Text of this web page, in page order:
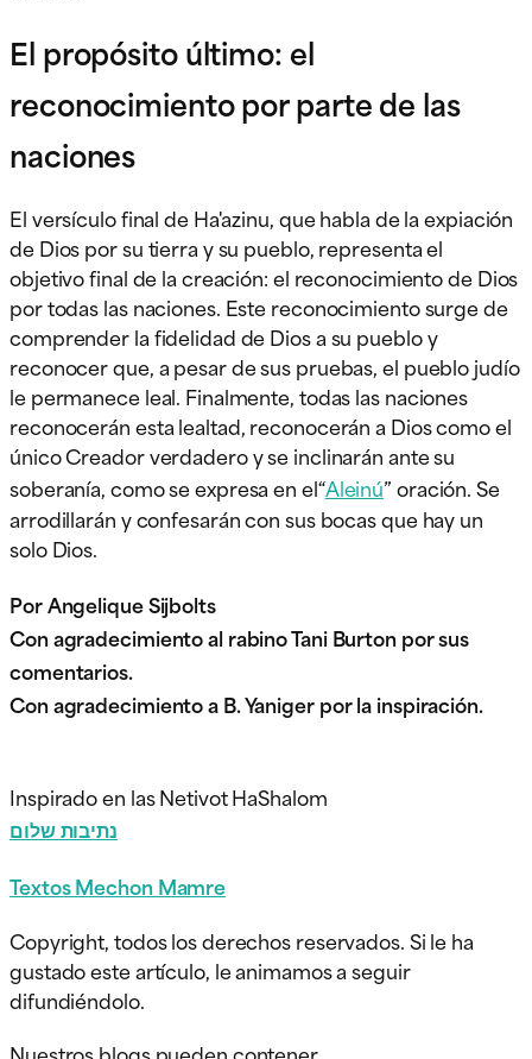
El propósito último: el
reconocimiento por parte de las
naciones
El versículo final de Ha'azinu, que habla de la expiación
de Dios por su tierra y su pueblo, representa el
objetivo final de la creación: el reconocimiento de Dios
por todas las naciones. Este reconocimiento surge de
comprender la fidelidad de Dios a su pueblo y
reconocer que, a pesar de sus pruebas, el pueblo judío
le permanece leal. Finalmente, todas las naciones
reconocerán esta lealtad, reconocerán a Dios como el
único Creador verdadero y se inclinarán ante su
soberanía, como se expresa en el“Aleinú” oración. Se
arrodillarán y confesarán con sus bocas que hay un
solo Dios.
Por Angelique Sijbolts
Con agradecimiento al rabino Tani Burton por sus
comentarios.
Con agradecimiento a B. Yaniger por la inspiración.
Inspirado en las Netivot HaShalom
נתיבות שלום
Textos Mechon Mamre
Copyright, todos los derechos reservados. Si le ha
gustado este artículo, le animamos a seguir
difundiéndolo.
Nuestros blogs pueden contener